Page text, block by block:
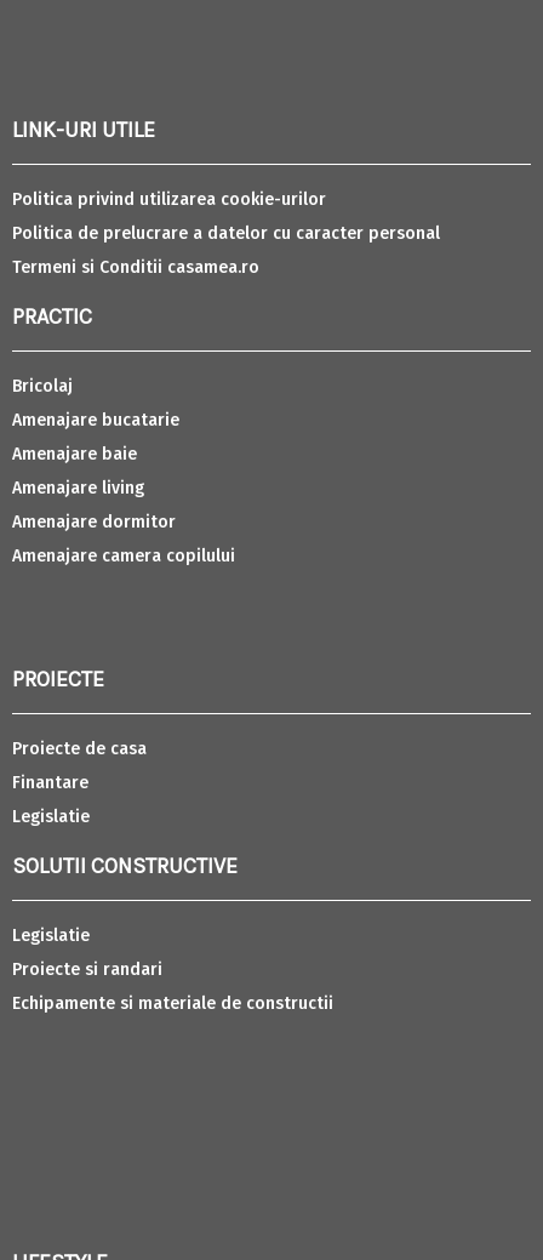
LINK-URI UTILE
Politica privind utilizarea cookie-urilor
Politica de prelucrare a datelor cu caracter personal
Termeni si Conditii casamea.ro
PRACTIC
Bricolaj
Amenajare bucatarie
Amenajare baie
Amenajare living
Amenajare dormitor
Amenajare camera copilului
PROIECTE
Proiecte de casa
Finantare
Legislatie
SOLUTII CONSTRUCTIVE
Legislatie
Proiecte si randari
Echipamente si materiale de constructii